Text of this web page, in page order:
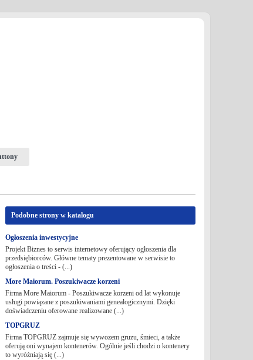
Podobne strony w katalogu
Ogłoszenia inwestycyjne
Projekt Biznes to serwis internetowy oferujący ogłoszenia dla
przedsiębiorców. Główne tematy prezentowane w serwisie to
ogłoszenia o treści - (...)
More Maiorum. Poszukiwacze korzeni
Firma More Maiorum - Poszukiwacze korzeni od lat wykonuje
usługi powiązane z poszukiwaniami genealogicznymi. Dzięki
doświadczeniu oferowane realizowane (...)
TOPGRUZ
Firma TOPGRUZ zajmuje się wywozem gruzu, śmieci, a także
oferują oni wynajem kontenerów. Ogólnie jeśli chodzi o kontenery
to wyróżniają się (...)